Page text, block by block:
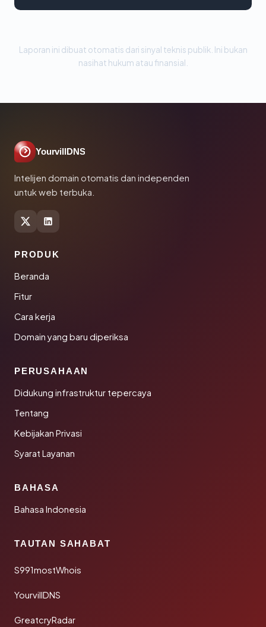
Laporan ini dibuat otomatis dari sinyal teknis publik. Ini bukan
nasihat hukum atau finansial.
YourvillDNS
Intelijen domain otomatis dan independen
untuk web terbuka.
PRODUK
Beranda
Fitur
Cara kerja
Domain yang baru diperiksa
PERUSAHAAN
Didukung infrastruktur tepercaya
Tentang
Kebijakan Privasi
Syarat Layanan
BAHASA
Bahasa Indonesia
TAUTAN SAHABAT
S991mostWhois
YourvillDNS
GreatcryRadar